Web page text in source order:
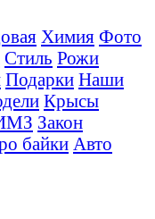
Химия Фото
Стиль Рожи
Подарки Наши
Крысы
Закон
байки Авто